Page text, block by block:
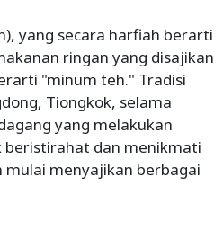
yang secara harfiah berarti
ringan yang disajikan
"minum teh." Tradisi
Tiongkok, selama
yang melakukan
dan menikmati
menyajikan berbagai